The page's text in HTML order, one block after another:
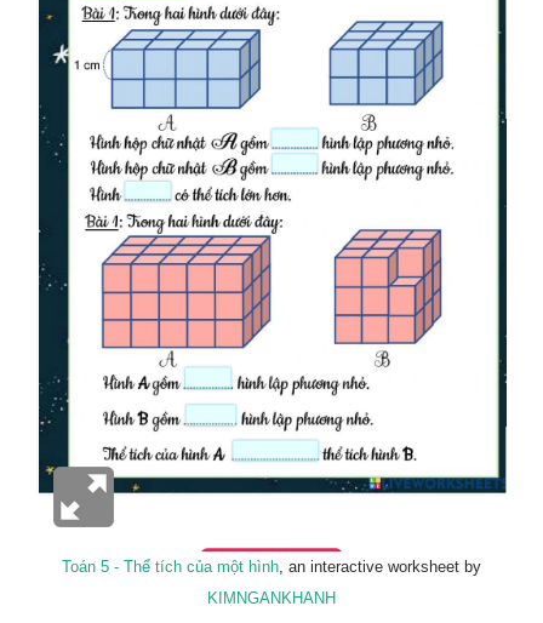
Toán 5 - Thể tích của một hình, an interactive worksheet by
KIMNGANKHANH